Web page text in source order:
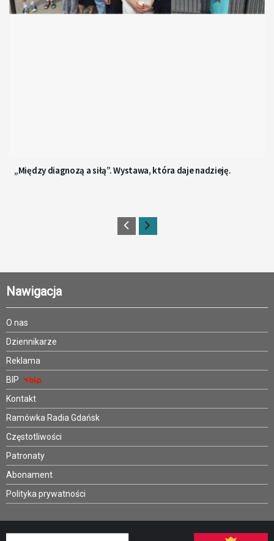
„Między diagnozą a siłą”. Wystawa, która daje nadzieję.
Nawigacja
O nas
Dziennikarze
Reklama
BIP
Kontakt
Ramówka Radia Gdańsk
Częstotliwości
Patronaty
Abonament
Polityka prywatności